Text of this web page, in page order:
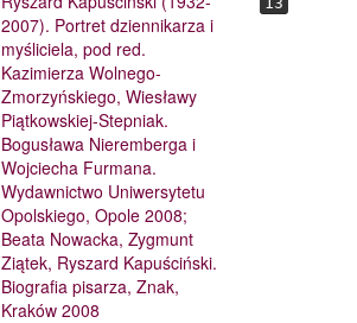
2007). Portret dziennikarza i
myśliciela, pod red.
Kazimierza Wolnego-
Zmorzyńskiego, Wiesławy
Piątkowskiej-Stepniak.
Bogusława Nieremberga i
Wojciecha Furmana.
Wydawnictwo Uniwersytetu
Opolskiego, Opole 2008;
Beata Nowacka, Zygmunt
Ziątek, Ryszard Kapuściński.
Biografia pisarza, Znak,
Kraków 2008